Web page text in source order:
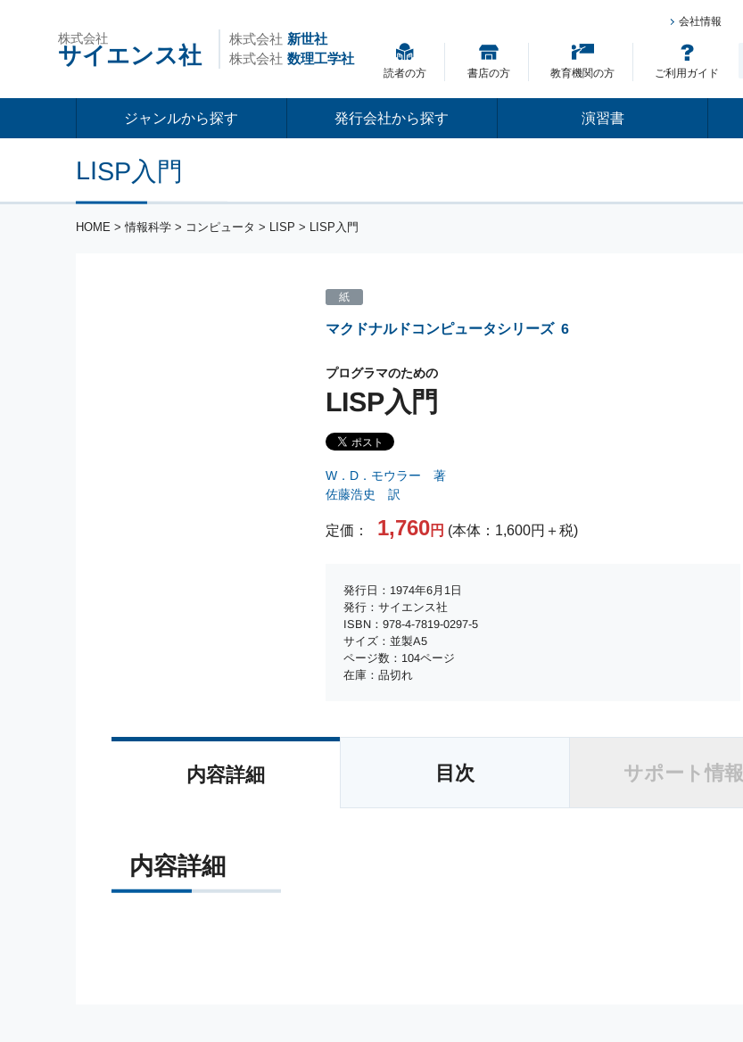
株式会社
サイエンス社
株式会社 新世社
株式会社 数理工学社
会社情報
読者の方 書店の方 教育機関の方 ご利用ガイド
ジャンルから探す 発行会社から探す 演習書
LISP入門
HOME >情報科学 > コンピュータ > LISP > LISP入門
紙
マクドナルドコンピュータシリーズ 6
プログラマのための
LISP入門
W．D．モウラー 著
佐藤浩史 訳
定価： 1,760円 (本体：1,600円＋税)
発行日：1974年6月1日
発行：サイエンス社
ISBN：978-4-7819-0297-5
サイズ：並製A5
ページ数：104ページ
在庫：品切れ
内容詳細 目次 サポート情報
内容詳細